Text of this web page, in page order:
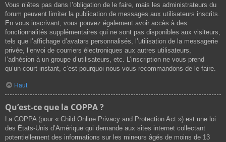
Vous n’êtes pas dans l’obligation de le faire, mais les administrateurs du
forum peuvent limiter la publication de messages aux utilisateurs inscrits.
En vous inscrivant, vous pouvez également avoir accès à des
fonctionnalités supplémentaires qui ne sont pas disponibles aux visiteurs,
tels que l’affichage d’avatars personnalisés, l’utilisation de la messagerie
privée, l’envoi de courriers électroniques aux autres utilisateurs,
l’adhésion à un groupe d’utilisateurs, etc. L’inscription ne vous prend
qu’un court instant, c’est pourquoi nous vous recommandons de le faire.
Haut
Qu’est-ce que la COPPA ?
La COPPA (pour « Child Online Privacy and Protection Act ») est une loi
des États-Unis d’Amérique qui demande aux sites internet collectant
potentiellement des informations sur les mineurs âgés de moins de 13